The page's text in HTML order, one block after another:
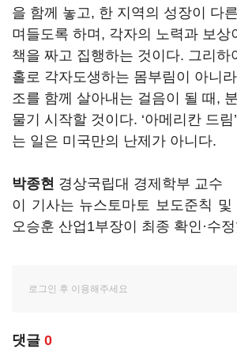
을 함께 놓고, 한 지역의 성장이 다
며들도록 하며, 각자의 노력과 보상
책을 짜고 집행하는 것이다. 그리하
홀로 각자도생하는 몸부림이 아니
조를 함께 살아내는 걸음이 될 때,
물기 시작할 것이다. ‘아메리칸 드림
는 일은 미국만의 난제가 아니다.
박종현 경상국립대 경제학부 교수
이 기사는 뉴스토마토 보도준칙
오승훈 산업1부장이 최종 확인·수
댓글 0